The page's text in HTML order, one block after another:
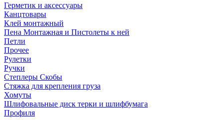
Герметик и аксессуары
Канцтовары
Клей монтажный
Пена Монтажная и Пистолеты к ней
Петли
Прочее
Рулетки
Ручки
Степлеры Скобы
Стяжка для крепления груза
Хомуты
Шлифовальные диск терки и шлифбумага
Профиля